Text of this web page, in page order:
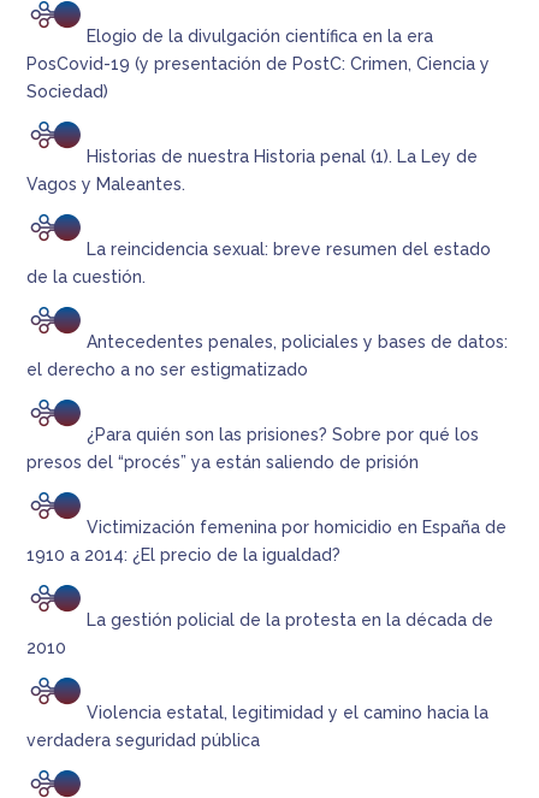
Elogio de la divulgación científica en la era
PosCovid-19 (y presentación de PostC: Crimen, Ciencia y
Sociedad)
Historias de nuestra Historia penal (1). La Ley de
Vagos y Maleantes.
La reincidencia sexual: breve resumen del estado
de la cuestión.
Antecedentes penales, policiales y bases de datos:
el derecho a no ser estigmatizado
¿Para quién son las prisiones? Sobre por qué los
presos del “procés” ya están saliendo de prisión
Victimización femenina por homicidio en España de
1910 a 2014: ¿El precio de la igualdad?
La gestión policial de la protesta en la década de
2010
Violencia estatal, legitimidad y el camino hacia la
verdadera seguridad pública